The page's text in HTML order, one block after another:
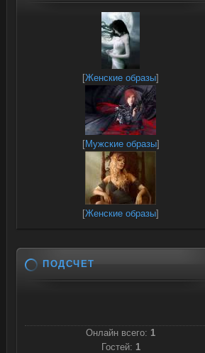
[Женские образы]
[Мужские образы]
[Женские образы]
ПОДСЧЕТ
Онлайн всего: 1
Гостей: 1